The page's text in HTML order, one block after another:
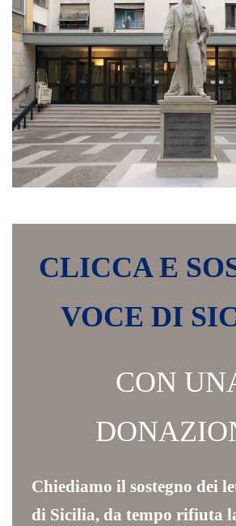
CLICCA E
VOCE DI
CON
Chiediamo il sostegno dei
di Sicilia, da tempo rifiuta